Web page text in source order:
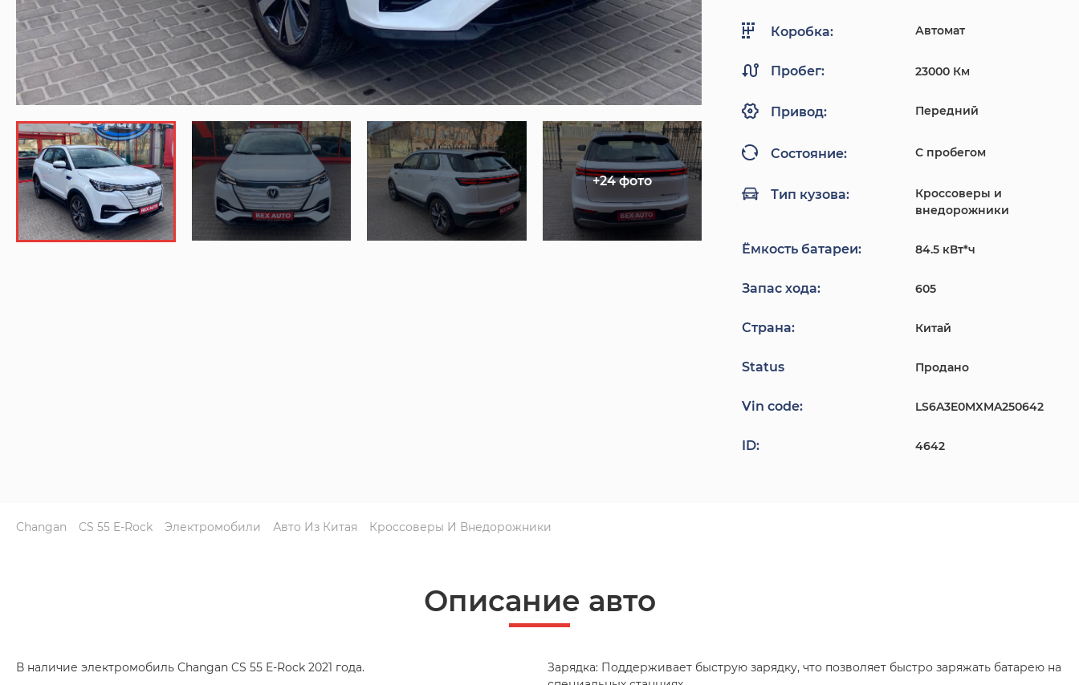
+24 фото
Коробка: Автомат
Пробег: 23000 Км
Привод: Передний
Состояние: С пробегом
Тип кузова:
Кроссоверы и
внедорожники
Ёмкость батареи: 84.5 кВт*ч
Запас хода: 605
Страна: Китай
Status Продано
Vin code: LS6A3E0MXMA250642
ID: 4642
Changan CS 55 E-Rock Электромобили Авто Из Китая Кроссоверы И Внедорожники
Описание авто
В наличие электромобиль Changan CS 55 E-Rock 2021 года.
Зарядка: Поддерживает быструю зарядку, что позволяет быстро заряжать батарею на